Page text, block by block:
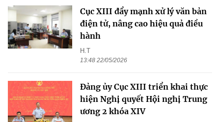
Cục XIII đẩy mạnh xử lý văn bản
điện tử, nâng cao hiệu quả điều
hành
H.T
13:48 22/05/2026
Đảng ủy Cục XIII triển khai thực
hiện Nghị quyết Hội nghị Trung
ương 2 khóa XIV